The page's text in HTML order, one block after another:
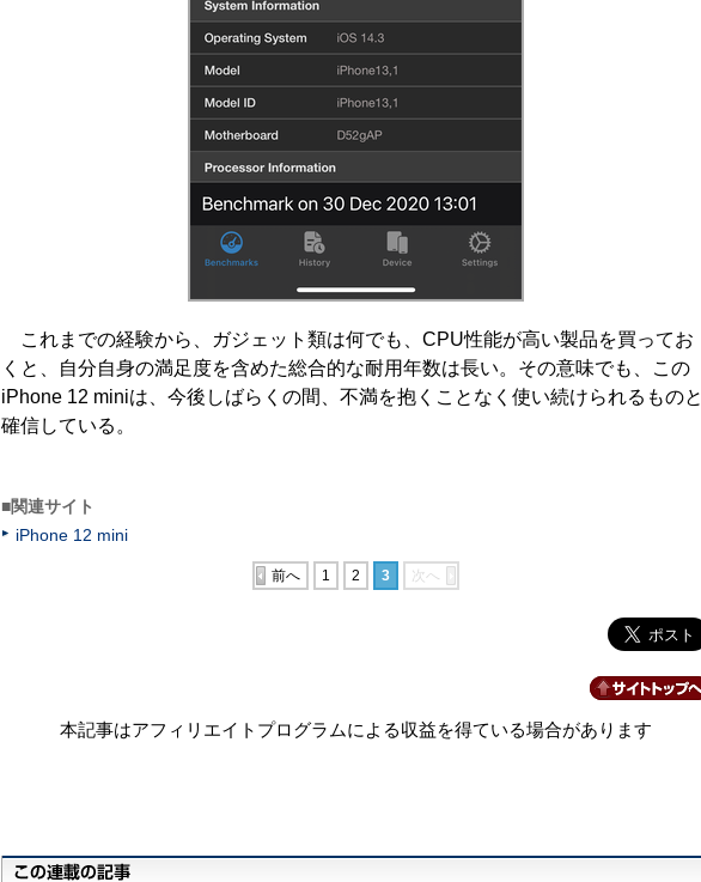
これまでの経験から、ガジェット類は何でも、CPU性能が高い製品を買ってお
くと、自分自身の満足度を含めた総合的な耐用年数は長い。その意味でも、この
iPhone 12 miniは、今後しばらくの間、不満を抱くことなく使い続けられるものと
確信している。
■関連サイト
iPhone 12 mini
前へ 1 2 3 次へ
本記事はアフィリエイトプログラムによる収益を得ている場合があります